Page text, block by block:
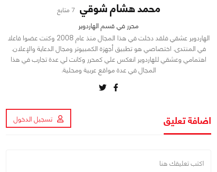
محمد هشام شوقي 7 متابع
محرر في قسم الهاردوير
الهاردوير عشقي فلقد دخلت في هذا المجال منذ عام 2008 وكنت عضوا فاعلا
في المنتدى. اختصاصي هو تطبيق أجهزة الكمبيوتر ومجال الدعاية والإعلان.
اهتمامي وعشقي للهاردوير انعكس علي كمحرر وكانت لي عدة تجارب في هذا
المجال في عدة مواقع عربية ومحلية.
اضافة تعليق تسجيل الدخول